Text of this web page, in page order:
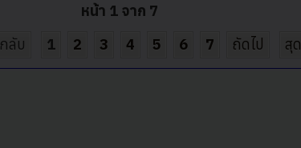
หน้า 1 จาก 7
ลับ 1 2 3 4 5 6 7 ถัดไป สุ